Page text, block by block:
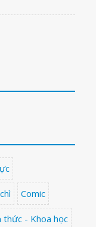
Comic
thức - Khoa học